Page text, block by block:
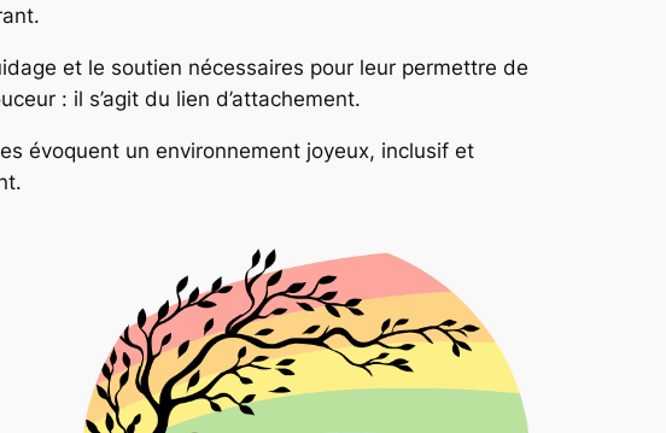
et le soutien nécessaires pour leur permettre de
: il s’agit du lien d’attachement.
évoquent un environnement joyeux, inclusif et